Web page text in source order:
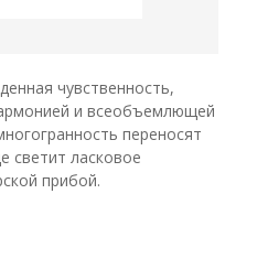
чувственность,
и всеобъемлющей
переносят
светит ласковое
прибой.